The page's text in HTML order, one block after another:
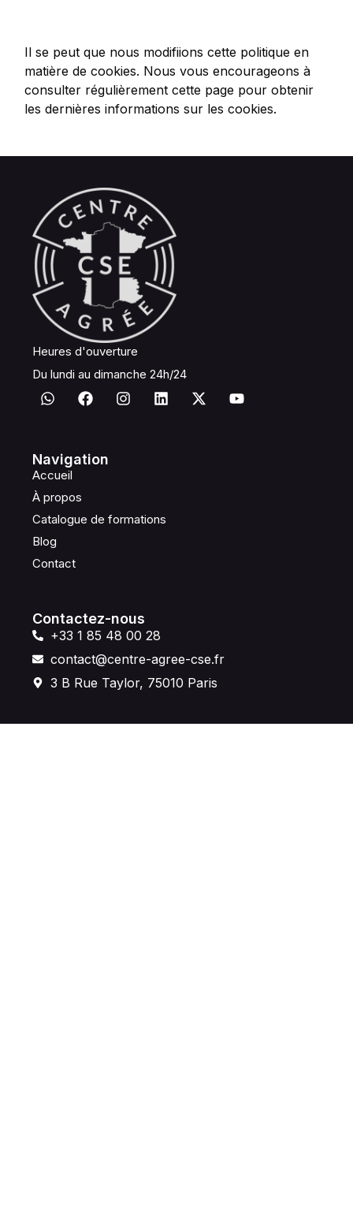
Il se peut que nous modifiions cette politique en
matière de cookies. Nous vous encourageons à
consulter régulièrement cette page pour obtenir
les dernières informations sur les cookies.
Heures d'ouverture
Du lundi au dimanche 24h/24
Navigation
Accueil
À propos
Catalogue de formations
Blog
Contact
Contactez-nous
+33 1 85 48 00 28
contact@centre-agree-cse.fr
3 B Rue Taylor, 75010 Paris